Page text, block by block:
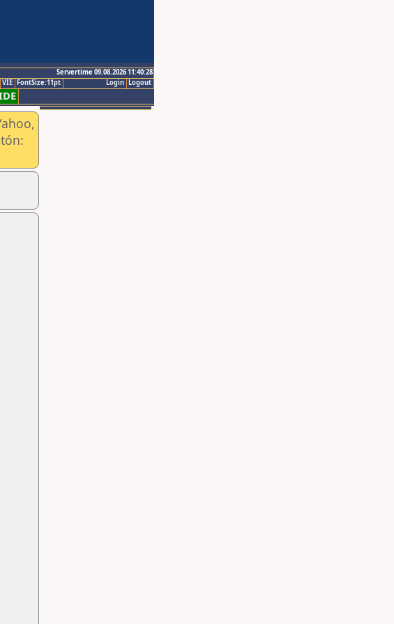
Servertime 09.08.2026 11:40:28
Logout
Login
VIE FontSize:11pt